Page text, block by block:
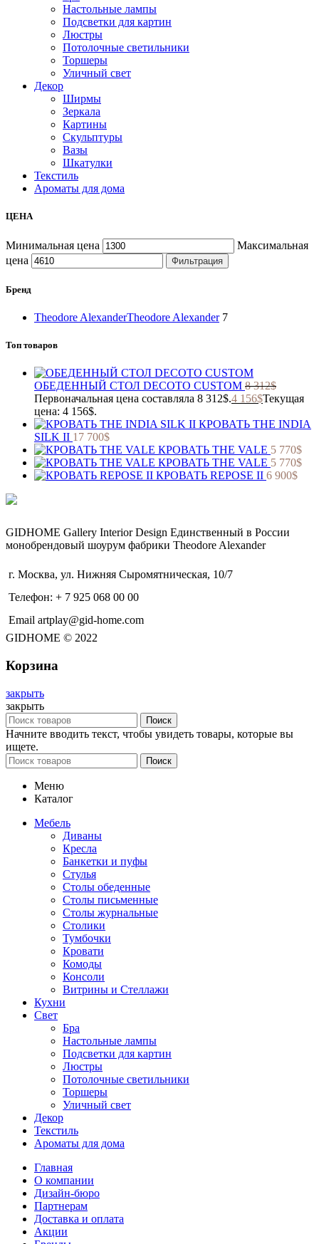
Настольные лампы
Подсветки для картин
Люстры
Потолочные светильники
Торшеры
Уличный свет
Декор
Ширмы
Зеркала
Картины
Скульптуры
Вазы
Шкатулки
Текстиль
Ароматы для дома
ЦЕНА
Минимальная цена
Максимальная
цена
Фильтрация
Бренд
Theodore AlexanderTheodore Alexander 7
Топ товаров
ОБЕДЕННЫЙ СТОЛ DECOTO CUSTOM 8 312$
Первоначальная цена составляла 8 312$.4 156$Текущая
цена: 4 156$.
КРОВАТЬ THE INDIA
SILK II 17 700$
КРОВАТЬ THE VALE 5 770$
КРОВАТЬ THE VALE 5 770$
КРОВАТЬ REPOSE II 6 900$
GIDHOME Gallery Interior Design Единственный в России
монобрендовый шоурум фабрики Theodore Alexander
г. Москва, ул. Нижняя Сыромятническая, 10/7
Телефон: + 7 925 068 00 00
Email artplay@gid-home.com
GIDHOME © 2022
Корзина
закрыть
закрыть
Поиск
Начните вводить текст, чтобы увидеть товары, которые вы
ищете.
Поиск
Меню
Каталог
Мебель
Диваны
Кресла
Банкетки и пуфы
Стулья
Столы обеденные
Столы письменные
Столы журнальные
Столики
Тумбочки
Кровати
Комоды
Консоли
Витрины и Стеллажи
Кухни
Свет
Бра
Настольные лампы
Подсветки для картин
Люстры
Потолочные светильники
Торшеры
Уличный свет
Декор
Текстиль
Ароматы для дома
Главная
О компании
Дизайн-бюро
Партнерам
Доставка и оплата
Акции